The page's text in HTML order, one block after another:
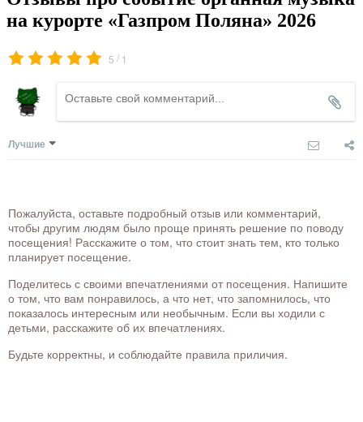
на курорте «Газпром Поляна» 2026
5 / 1
Лучшие
Пожалуйста, оставьте подробный отзыв или комментарий,
чтобы другим людям было проще принять решение по поводу
посещения! Расскажите о том, что стоит знать тем, кто только
планирует посещение.
Поделитесь с своими впечатлениями от посещения. Напишите
о том, что вам понравилось, а что нет, что запомнилось, что
показалось интересным или необычным. Если вы ходили с
детьми, расскажите об их впечатлениях.
Будьте корректны, и соблюдайте правила приличия.